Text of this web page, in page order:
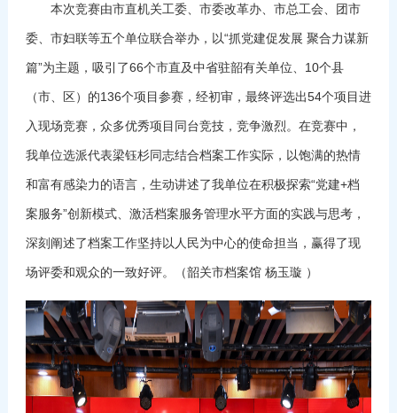
本次竞赛由市直机关工委、市委改革办、市总工会、团市
委、市妇联等五个单位联合举办，以“抓党建促发展 聚合力谋新
篇”为主题，吸引了66个市直及中省驻韶有关单位、10个县
（市、区）的136个项目参赛，经初审，最终评选出54个项目进
入现场竞赛，众多优秀项目同台竞技，竞争激烈。在竞赛中，
我单位选派代表梁钰杉同志结合档案工作实际，以饱满的热情
和富有感染力的语言，生动讲述了我单位在积极探索“党建+档
案服务”创新模式、激活档案服务管理水平方面的实践与思考，
深刻阐述了档案工作坚持以人民为中心的使命担当，赢得了现
场评委和观众的一致好评。（韶关市档案馆 杨玉璇 ）